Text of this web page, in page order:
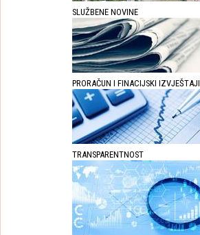
SLUŽBENE NOVINE
PRORAČUN I FINACIJSKI IZVJEŠTAJI
TRANSPARENTNOST